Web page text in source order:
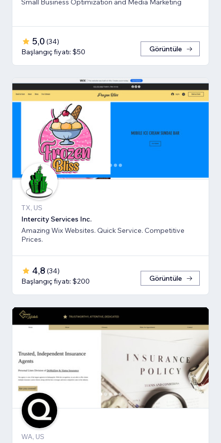
Small Business Optimization and Media Marketing
5,0 (34)
Başlangıç fiyatı: $50
Görüntüle
TX, US
Intercity Services Inc.
Amazing Wix Websites. Quick Service. Competitive
Prices.
4,8 (34)
Başlangıç fiyatı: $200
Görüntüle
WA, US